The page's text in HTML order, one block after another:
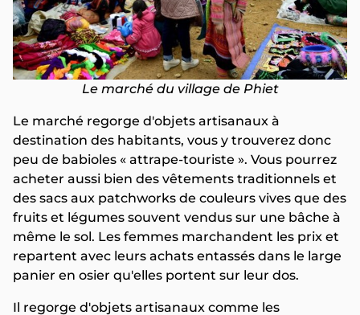
Le marché du village de Phiet
Le marché regorge d'objets artisanaux à
destination des habitants, vous y trouverez donc
peu de babioles « attrape-touriste ». Vous pourrez
acheter aussi bien des vêtements traditionnels et
des sacs aux patchworks de couleurs vives que des
fruits et légumes souvent vendus sur une bâche à
même le sol. Les femmes marchandent les prix et
repartent avec leurs achats entassés dans le large
panier en osier qu'elles portent sur leur dos.
Il regorge d'objets artisanaux comme les